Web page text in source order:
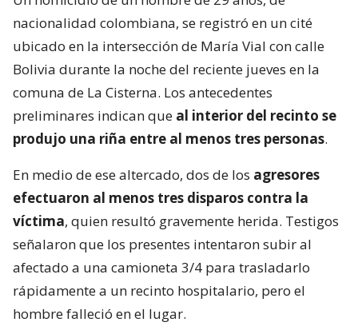
nacionalidad colombiana, se registró en un cité
ubicado en la intersección de María Vial con calle
Bolivia durante la noche del reciente jueves en la
comuna de La Cisterna. Los antecedentes
preliminares indican que al interior del recinto se
produjo una riña entre al menos tres personas.
En medio de ese altercado, dos de los agresores
efectuaron al menos tres disparos contra la
víctima, quien resultó gravemente herida. Testigos
señalaron que los presentes intentaron subir al
afectado a una camioneta 3/4 para trasladarlo
rápidamente a un recinto hospitalario, pero el
hombre falleció en el lugar.